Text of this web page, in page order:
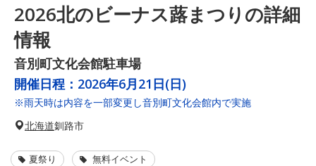
2026北のビーナス蕗まつりの詳細
情報
音別町文化会館駐車場
開催日程： 2026年6月21日(日)
※雨天時は内容を一部変更し音別町文化会館内で実施
北海道釧路市
夏祭り 無料イベント